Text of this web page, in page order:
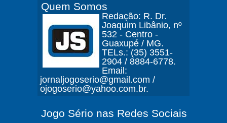
Quem Somos
Redação: R. Dr.
Joaquim Libânio, nº
532 - Centro -
Guaxupé / MG.
TELs.: (35) 3551-
2904 / 8884-6778.
Email:
jornaljogoserio@gmail.com /
ojogoserio@yahoo.com.br.
Jogo Sério nas Redes Sociais